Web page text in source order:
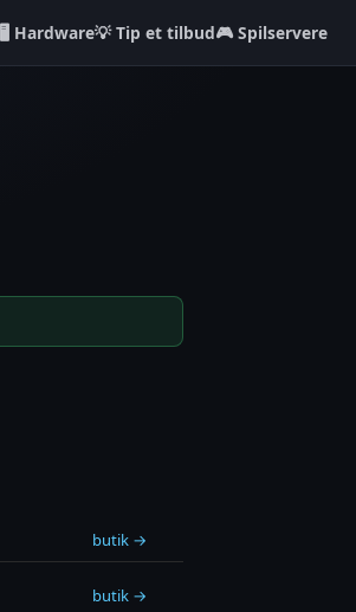
🖥️ Hardware💡 Tip et tilbud🎮 Spilservere
butik →
butik →